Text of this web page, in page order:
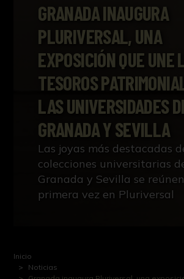
GRANADA INAUGURA
PLURIVERSAL, UNA
EXPOSICIÓN QUE UNE
TESOROS
LAS UNIVERSIDADES
GRANADA Y SEVILLA
Las joyas más destacadas
colecciones universitarias
Granada y Sevilla se
primera vez en Pluriversal
Inicio
Noticias